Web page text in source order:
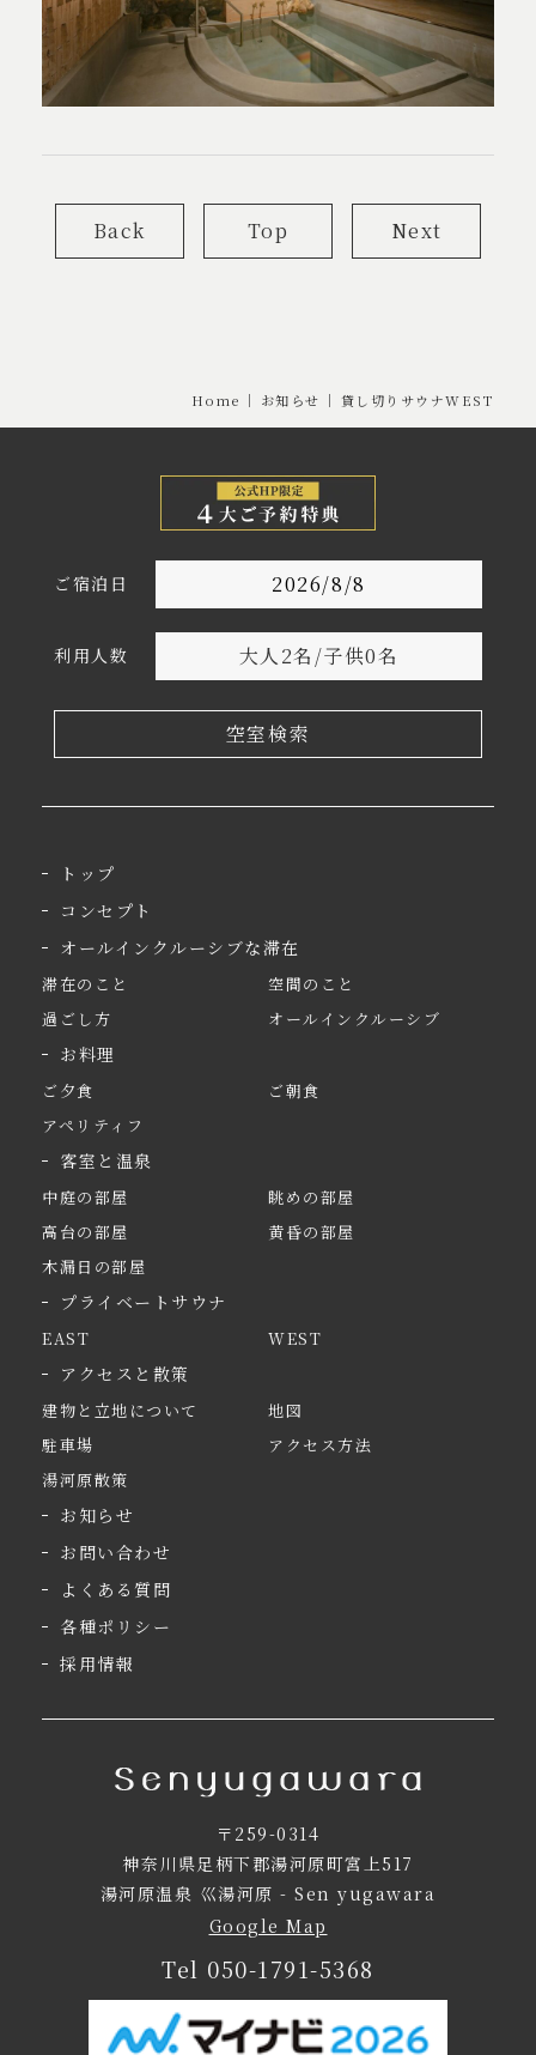
Back Top Next
Home お知らせ 貸し切りサウナWEST
ご宿泊日
利用人数 大人2名 /子供0名
空室検索
〒259-0314
神奈川県足柄下郡湯河原町宮上517
湯河原温泉 巛湯河原 - Sen yugawara
Google Map
Tel 050-1791-5368
トップ
コンセプト
オールインクルーシブな滞在
滞在のこと
空間のこと
過ごし方
オールインクルーシブ
お料理
ご夕食
ご朝食
アペリティフ
客室と温泉
中庭の部屋
眺めの部屋
高台の部屋
黄昏の部屋
木漏日の部屋
プライベートサウナ
EAST WEST
アクセスと散策
建物と立地について
地図
駐車場
アクセス方法
湯河原散策
お知らせ
お問い合わせ
よくある質問
各種ポリシー
採用情報